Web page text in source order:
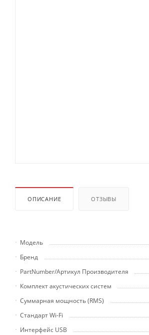
ОПИСАНИЕ ОТЗЫВЫ
Модель
Бренд
PartNumber/Артикул Производителя
Комплект акустических систем
Суммарная мощность (RMS)
Стандарт Wi-Fi
Интерфейс USB